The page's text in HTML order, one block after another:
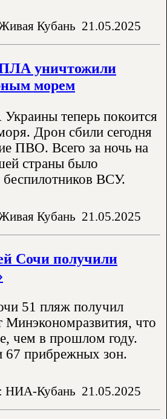
Кубань 21.05.2025
уничтожили
морем
теперь покоится
Дрон сбили сегодня
ПВО. Всего за ночь на
страны было
ВСУ.
Кубань 21.05.2025
Сочи получили
51 пляж получил
Минэкономразвития, что
чем в прошлом году.
67 прибрежных зон.
НИА-Кубань 21.05.2025